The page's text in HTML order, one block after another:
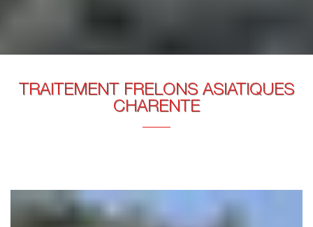
TRAITEMENT FRELONS ASIATIQUES
CHARENTE